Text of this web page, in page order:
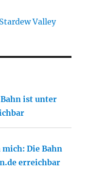
Valley
ist unter
Die Bahn
erreichbar